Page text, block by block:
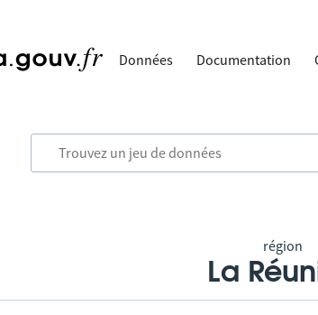
Données Documentation
région
La